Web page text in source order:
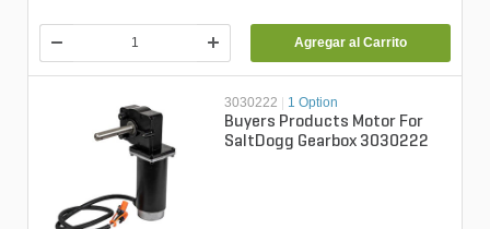
Agregar al Carrito
3030222 1 Option
Buyers Products Motor For
SaltDogg Gearbox 3030222